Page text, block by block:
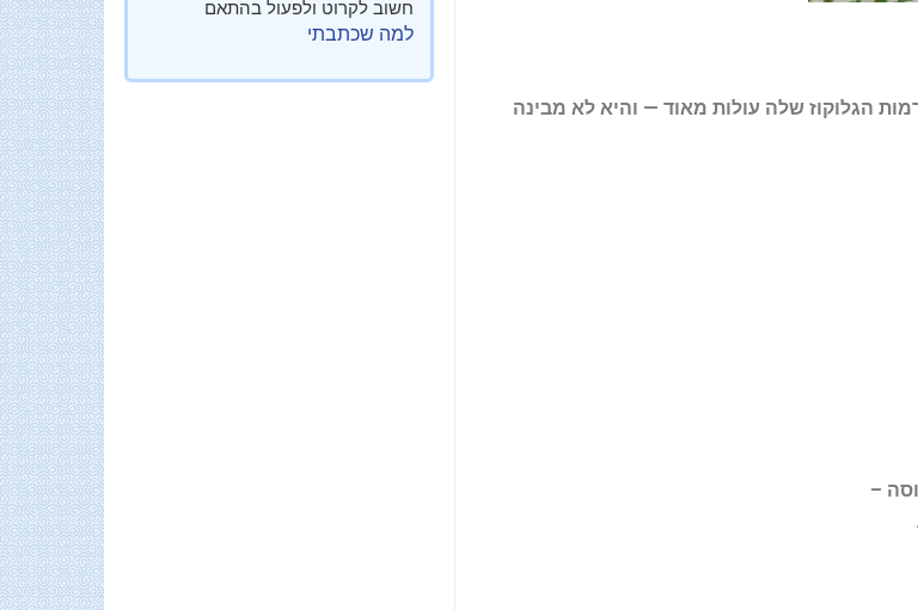
הגלוקוז שלה עולות מאוד — והיא לא מבינה
–
.
חשוב לקרוט ולפעול בהתאם
למה שכתבתי